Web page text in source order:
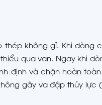
thép không gỉ. Khi dòng
qua van. Ngay khi
định và chặn hoàn
gây va đập thủy lực